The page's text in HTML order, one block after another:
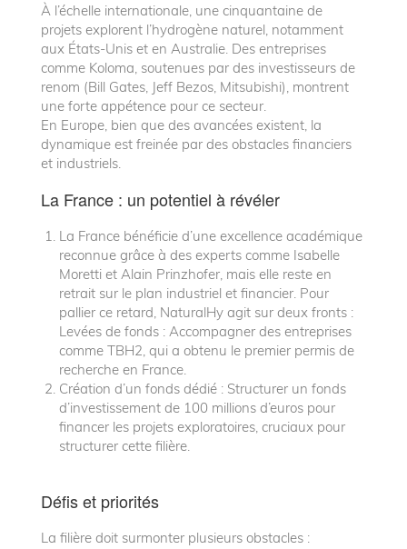
À l’échelle internationale, une cinquantaine de
projets explorent l’hydrogène naturel, notamment
aux États-Unis et en Australie. Des entreprises
comme Koloma, soutenues par des investisseurs de
renom (Bill Gates, Jeff Bezos, Mitsubishi), montrent
une forte appétence pour ce secteur.
En Europe, bien que des avancées existent, la
dynamique est freinée par des obstacles financiers
et industriels.
La France : un potentiel à révéler
La France bénéficie d’une excellence académique
reconnue grâce à des experts comme Isabelle
Moretti et Alain Prinzhofer, mais elle reste en
retrait sur le plan industriel et financier. Pour
pallier ce retard, NaturalHy agit sur deux fronts :
Levées de fonds : Accompagner des entreprises
comme TBH2, qui a obtenu le premier permis de
recherche en France.
Création d’un fonds dédié : Structurer un fonds
d’investissement de 100 millions d’euros pour
financer les projets exploratoires, cruciaux pour
structurer cette filière.
Défis et priorités
La filière doit surmonter plusieurs obstacles :